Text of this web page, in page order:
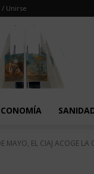
/ Unirse
MAYO, EL CIAJ ACOGE LA